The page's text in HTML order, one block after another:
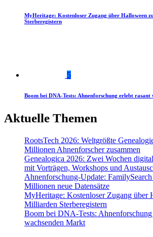
MyHeritage: Kostenloser Zugang über Halloween
Sterberegistern
5
Boom bei DNA-Tests: Ahnenforschung erlebt rasant
Aktuelle Themen
RootsTech 2026: Weltgrößte
Millionen Ahnenforscher zusammen
Genealogica 2026: Zwei Wochen
mit Vorträgen, Workshops und
Ahnenforschung-Update:
Millionen neue Datensätze
MyHeritage: Kostenloser Zugang über
Milliarden Sterberegistern
Boom bei DNA-Tests: Ahnenforschung
wachsenden Markt